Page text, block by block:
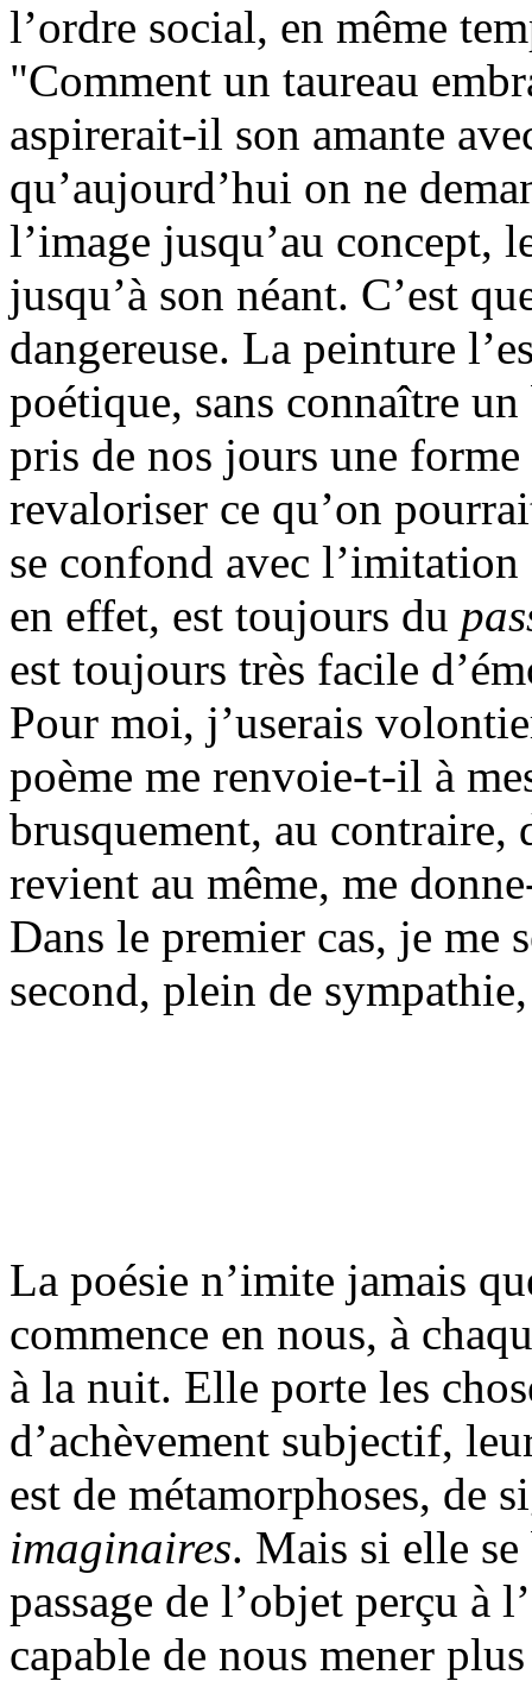
l’ordre social, en même
"Comment un taureau
aspirerait-il son amante
qu’aujourd’hui on ne
l’image jusqu’au concept,
jusqu’à son néant. C’est
dangereuse. La peinture
poétique, sans connaître
pris de nos jours une
revaloriser ce qu’on
se confond avec
en effet, est toujours du
est toujours très facile
Pour moi, j’userais
poème me renvoie-t-il à
brusquement, au contraire,
revient au même, me
Dans le premier cas, je me
second, plein de
La poésie n’imite jamais
commence en nous, à
à la nuit. Elle porte les
d’achèvement subjectif,
est de métamorphoses, de
imaginaires. Mais si elle
passage de l’objet perçu à
capable de nous mener